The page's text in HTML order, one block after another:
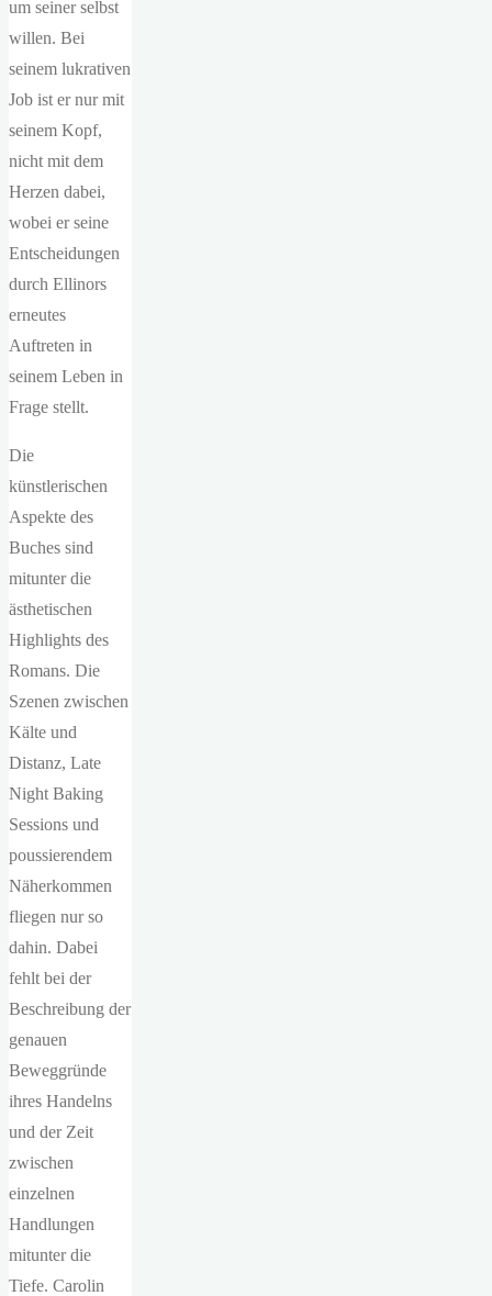
um seiner selbst
willen. Bei
seinem lukrativen
Job ist er nur mit
seinem Kopf,
nicht mit dem
Herzen dabei,
wobei er seine
Entscheidungen
durch Ellinors
erneutes
Auftreten in
seinem Leben in
Frage stellt.
Die
künstlerischen
Aspekte des
Buches sind
mitunter die
ästhetischen
Highlights des
Romans. Die
Szenen zwischen
Kälte und
Distanz, Late
Night Baking
Sessions und
poussierendem
Näherkommen
fliegen nur so
dahin. Dabei
fehlt bei der
Beschreibung der
genauen
Beweggründe
ihres Handelns
und der Zeit
zwischen
einzelnen
Handlungen
mitunter die
Tiefe. Carolin